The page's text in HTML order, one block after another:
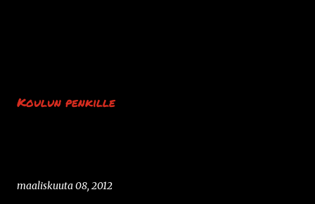
Koulun penkille
maaliskuuta 08, 2012